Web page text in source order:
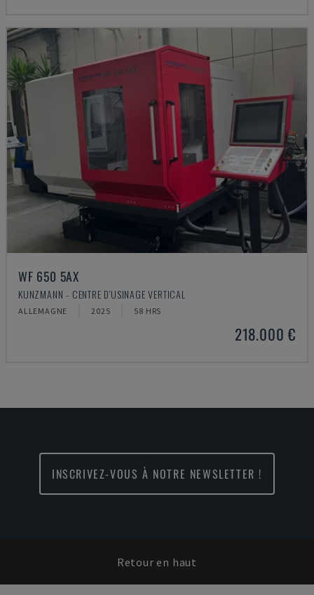
WF 650 5AX
KUNZMANN - CENTRE D'USINAGE VERTICAL
ALLEMAGNE 2025 58 HRS
218.000 €
INSCRIVEZ-VOUS À NOTRE NEWSLETTER !
Retour en haut